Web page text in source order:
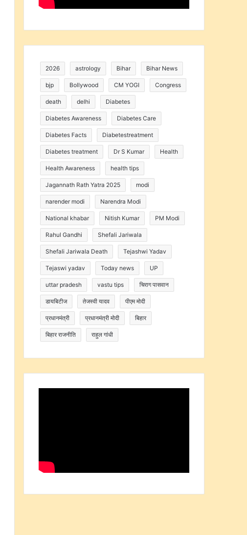
2026 astrology Bihar Bihar News
bjp Bollywood CM YOGI Congress
death delhi Diabetes
Diabetes Awareness Diabetes Care
Diabetes Facts Diabetestreatment
Diabetes treatment Dr S Kumar Health
Health Awareness health tips
Jagannath Rath Yatra 2025 modi
narender modi Narendra Modi
National khabar Nitish Kumar PM Modi
Rahul Gandhi Shefali Jariwala
Shefali Jariwala Death Tejashwi Yadav
Tejaswi yadav Today news UP
uttar pradesh vastu tips चिराग पासवान
डायबिटीज तेजस्वी यादव पीएम मोदी
प्रधानमंत्री प्रधानमंत्री मोदी बिहार
बिहार राजनीति राहुल गांधी